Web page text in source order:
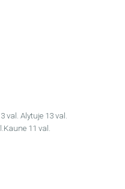
val. Alytuje 13 val.
11 val.